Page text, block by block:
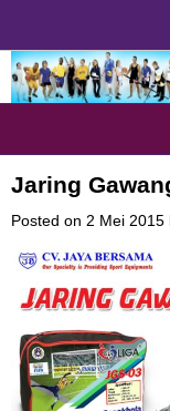
Distributor
Jual Alat
Jaring
Posted on 2 Mei 2015